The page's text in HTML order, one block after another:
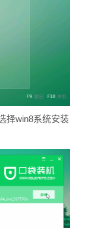
择win8系统安装